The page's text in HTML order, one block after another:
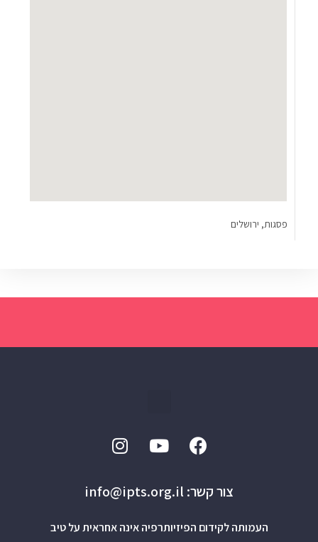
פסגות, ירושלים
צור קשר: info@ipts.org.il
העמותה לקידום הפיזיותרפיה אינה אחראית על טיב